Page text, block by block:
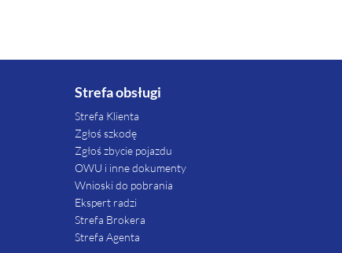
Strefa obsługi
Strefa Klienta
Zgłoś szkodę
Zgłoś zbycie pojazdu
OWU i inne dokumenty
Wnioski do pobrania
Ekspert radzi
Strefa Brokera
Strefa Agenta